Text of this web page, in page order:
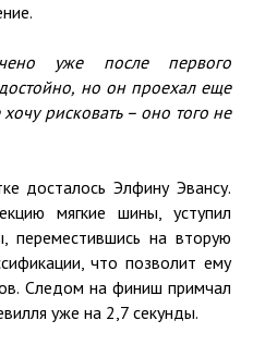
уже после первого
но он проехал еще
рисковать – оно того не
досталось Элфину Эвансу.
мягкие шины, уступил
на вторую
что позволит ему
Следом на финиш примчал
уже на 2,7 секунды.